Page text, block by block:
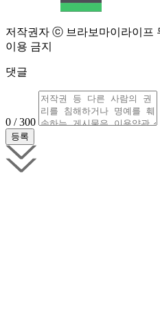
저작권자 ⓒ 브라보마이라이프
이용 금지
댓글
0 / 300